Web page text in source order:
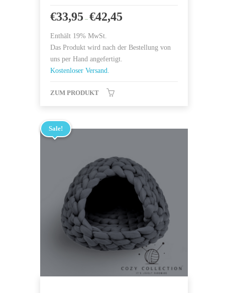
9230769
von 5
€33,95 – €42,45
Enthält 19% MwSt.
Das Produkt wird nach der Bestellung von
uns per Hand angefertigt.
Kostenloser Versand.
ZUM PRODUKT
Sale!